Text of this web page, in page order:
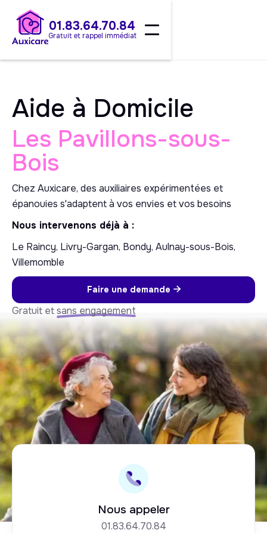
01.83.64.70.84
Gratuit et rappel immédiat
Aide à Domicile
Les Pavillons-sous-
Bois
Chez Auxicare, des auxiliaires expérimentées et
épanouies s'adaptent à vos envies et vos besoins
Nous intervenons déjà à :
Le Raincy, Livry-Gargan, Bondy, Aulnay-sous-Bois,
Villemomble
Faire une demande 
Gratuit etsans engagement
Nous appeler
01.83.64.70.84